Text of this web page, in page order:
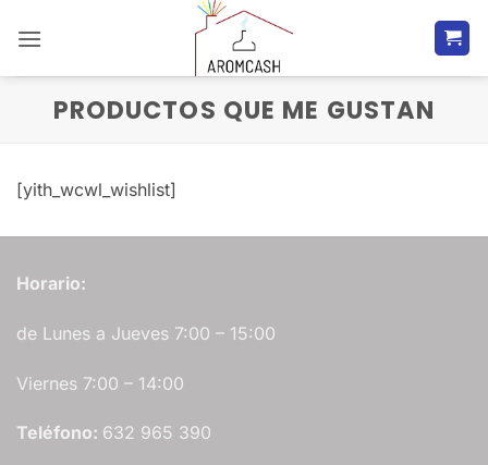
PRODUCTOS QUE ME GUSTAN
[yith_wcwl_wishlist]
Horario:
de Lunes a Jueves 7:00 – 15:00
Viernes 7:00 – 14:00
Teléfono: 632 965 390